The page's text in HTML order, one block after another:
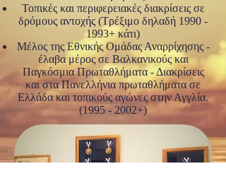
Τοπικές και περιφερειακές διακρίσεις σε
δρόμους αντοχής (Τρέξιμο δηλαδή 1990 -
1993+ κάτι)
Μέλος της Εθνικής Ομάδας Αναρρίχησης -
έλαβα μέρος σε Βαλκανικούς και
Παγκόσμια Πρωταθλήματα - Διακρίσεις
και στα Πανελλήνια πρωταθλήματα σε
Ελλάδα και τοπικούς αγώνες στην Αγγλία.
(1995 - 2002+)